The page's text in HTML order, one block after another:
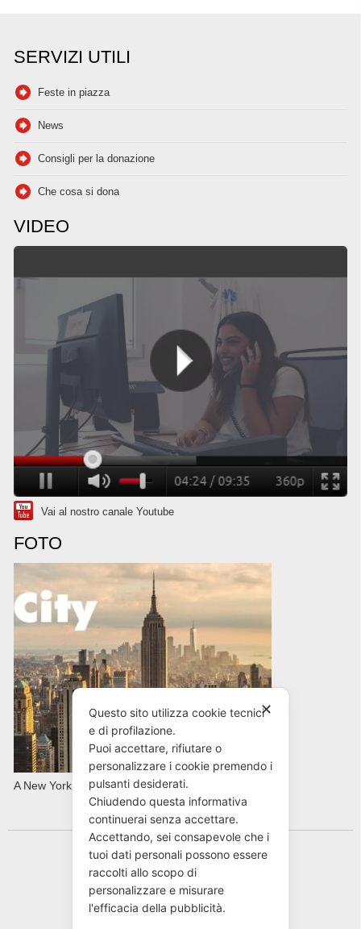
SERVIZI UTILI
Feste in piazza
News
Consigli per la donazione
Che cosa si dona
VIDEO
Vai al nostro canale Youtube
FOTO
A New York con AVIS in primavera
✕
Questo sito utilizza cookie tecnici
e di profilazione.
Puoi accettare, rifiutare o
personalizzare i cookie premendo i
pulsanti desiderati.
Chiudendo questa informativa
continuerai senza accettare.
Accettando, sei consapevole che i
tuoi dati personali possono essere
raccolti allo scopo di
personalizzare e misurare
l'efficacia della pubblicità.